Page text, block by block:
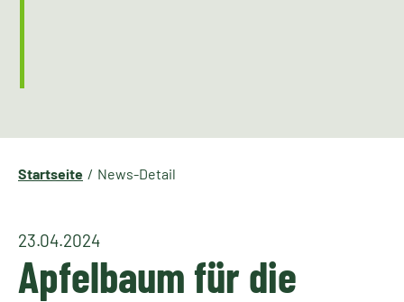
Startseite News-Detail
23.04.2024
Apfelbaum für die